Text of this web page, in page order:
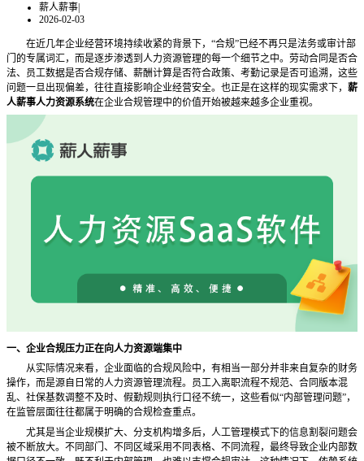
薪人薪事|
2026-02-03
在近几年企业经营环境持续收紧的背景下， “合规”已经不再只是法务或审计部
门的专属词汇，而是逐步渗透到人力资源管理的每一个细节之中。劳动合同是否合
法、员工数据是否合规存储、薪酬计算是否符合政策、考勤记录是否可追溯，这些
问题一旦出现偏差，往往直接影响企业经营安全。也正是在这样的现实需求下， 薪
人薪事人力资源系统在企业合规管理中的价值开始被越来越多企业重视。
一、企业合规压力正在向人力资源端集中
从实际情况来看，企业面临的合规风险中，有相当一部分并非来自复杂的财务
操作，而是源自日常的人力资源管理流程。员工入离职流程不规范、合同版本混
乱、社保基数调整不及时、假勤规则执行口径不统一，这些看似“内部管理问题”，
在监管层面往往都属于明确的合规检查重点。
尤其是当企业规模扩大、分支机构增多后，人工管理模式下的信息割裂问题会
被不断放大。不同部门、不同区域采用不同表格、不同流程，最终导致企业内部数